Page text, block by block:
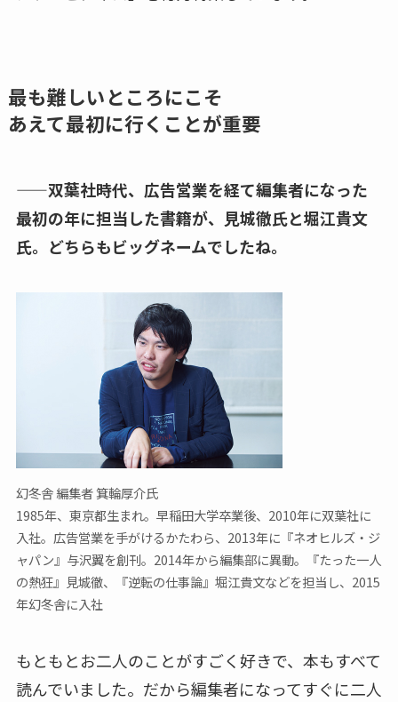
最も難しいところにこそ
あえて最初に行くことが重要
——双葉社時代、広告営業を経て編集者になった
最初の年に担当した書籍が、見城徹氏と堀江貴文
氏。どちらもビッグネームでしたね。
幻冬舎 編集者 箕輪厚介氏
1985年、東京都生まれ。早稲田大学卒業後、2010年に双葉社に
入社。広告営業を手がけるかたわら、2013年に『ネオヒルズ・ジ
ャパン』与沢翼を創刊。2014年から編集部に異動。『たった一人
の熱狂』見城徹、『逆転の仕事論』堀江貴文などを担当し、2015
年幻冬舎に入社
もともとお二人のことがすごく好きで、本もすべて
読んでいました。だから編集者になってすぐに二人